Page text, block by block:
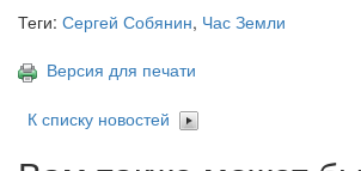
Теги: Сергей Собянин, Час Земли
Версия для печати
К списку новостей